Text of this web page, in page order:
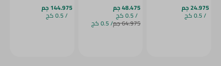
24.975 جم
/ 0.5 كج
48.475 جم
/ 0.5 كج
64.975 جم / 0.5 كج
144.975 جم
/ 0.5 كج